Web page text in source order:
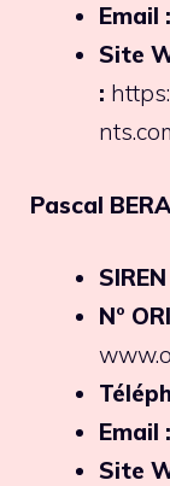
Email :
Site
:
Pascal
N°
Email :
Site